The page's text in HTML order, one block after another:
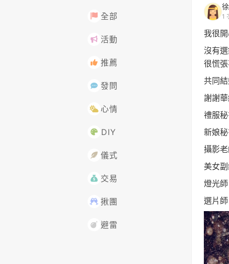
全部
活動
推薦
發問
心情
DIY
儀式
交易
揪團
避雷
1
我很
沒有
很慌
共同
謝謝
禮服
新娘
攝影
美女
燈光
選片